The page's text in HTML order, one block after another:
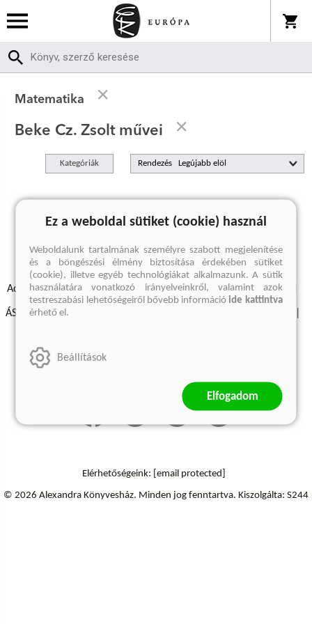
Matematika
Beke Cz. Zsolt művei
Kategóriák Rendezés
A keresett kifejezésre nincs találat
Adatvédelmi szabályzatok Elállási felmondási nyilatkozat
ÁSZF - Vásárlási feltételek
Szállítási információk
Elérhetőségeink: [email protected]
© 2026 Alexandra Könyvesház. Minden jog fenntartva. Kiszolgálta: S244
Ez a weboldal sütiket (cookie) használ
Weboldalunk tartalmának személyre szabott megjelenítése
és a böngészési élmény biztosítása érdekében sütiket
(cookie), illetve egyéb technológiákat alkalmazunk. A sütik
használatára vonatkozó irányelveinkről, valamint azok
testreszabási lehetőségeiről bővebb információide kattintva
érhető el.
Beállítások
Elfogadom